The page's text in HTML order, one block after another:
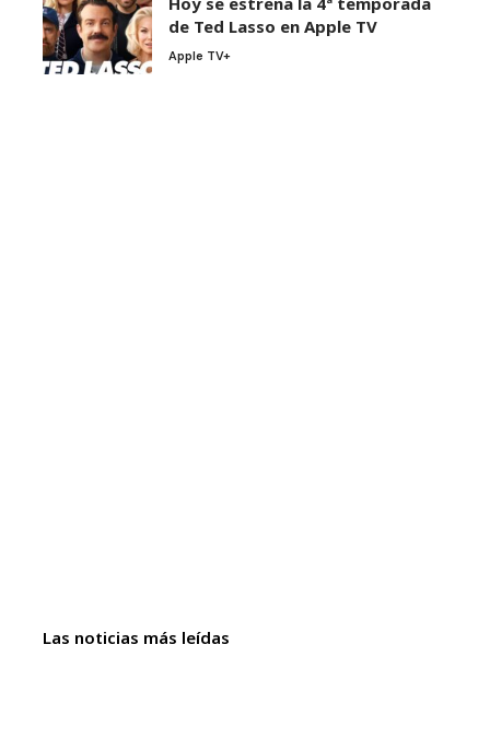
de Ted Lasso en Apple TV
Apple TV+
Las noticias más leídas